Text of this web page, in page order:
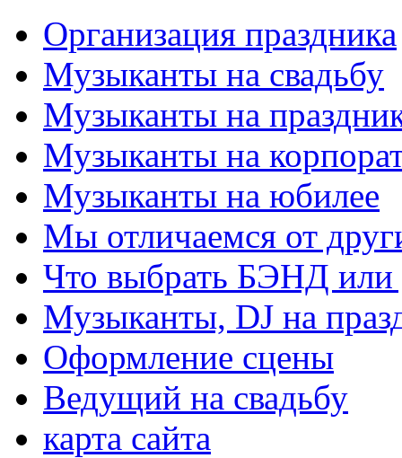
Организация праздника
Музыканты на свадьбу
Музыканты на
Музыканты на
Музыканты на юбилее
Мы отличаемся от
Что выбрать БЭНД
Музыканты, DJ на
Оформление сцены
Ведущий на свадьбу
карта сайта